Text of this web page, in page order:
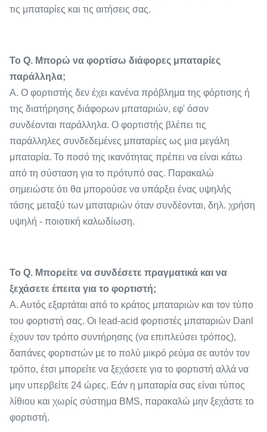
τις μπαταρίες και τις αιτήσεις σας.
Το Q. Μπορώ να φορτίσω διάφορες μπαταρίες
παράλληλα;
Α. Ο φορτιστής δεν έχει κανένα πρόβλημα της φόρτισης ή
της διατήρησης διάφορων μπαταριών, εφ' όσον
συνδέονται παράλληλα. Ο φορτιστής βλέπει τις
παράλληλες συνδεδεμένες μπαταρίες ως μια μεγάλη
μπαταρία. Το ποσό της ικανότητας πρέπει να είναι κάτω
από τη σύσταση για το πρότυπό σας. Παρακαλώ
σημειώστε ότι θα μπορούσε να υπάρξει ένας υψηλής
τάσης μεταξύ των μπαταριών όταν συνδέονται, δηλ. χρήση
υψηλή - ποιοτική καλωδίωση.
Το Q. Μπορείτε να συνδέσετε πραγματικά και να
ξεχάσετε έπειτα για το φορτιστή;
Α. Αυτός εξαρτάται από το κράτος μπαταριών και τον τύπο
του φορτιστή σας. Οι lead-acid φορτιστές μπαταριών Danl
έχουν τον τρόπο συντήρησης (να επιπλεύσει τρόπος),
δαπάνες φορτιστών με το πολύ μικρό ρεύμα σε αυτόν τον
τρόπο, έτσι μπορείτε να ξεχάσετε για το φορτιστή αλλά να
μην υπερβείτε 24 ώρες. Εάν η μπαταρία σας είναι τύπος
λίθιου και χωρίς σύστημα BMS, παρακαλώ μην ξεχάστε το
φορτιστή.